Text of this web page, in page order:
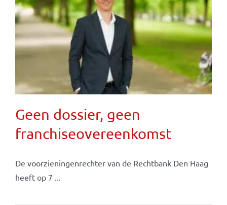
Geen dossier, geen
franchiseovereenkomst
De voorzieningenrechter van de Rechtbank Den Haag
heeft op 7 ...